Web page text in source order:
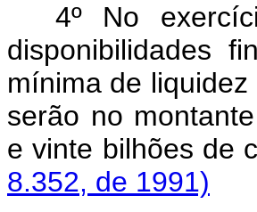
4º No
disponibilidades
mínima de
serão no
e vinte
8.352, de 1991)